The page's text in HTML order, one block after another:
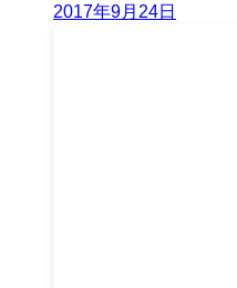
2017年9月24日